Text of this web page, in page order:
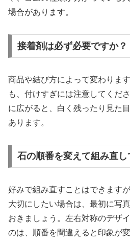
場合があります。
接着剤は必ず必要ですか？
商品や結び方によって変わりま
も、付けすぎには注意してくだ
に広がると、白く残ったり見た
あります。
石の順番を変えて組み直し
好みで組み直すことはできます
大切にしたい場合は、最初に写
おきましょう。左右対称のデザ
のは、順番を間違えると印象が変